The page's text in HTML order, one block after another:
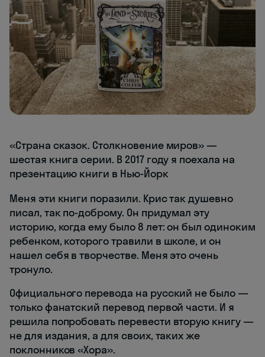
«Страна сказок. Столкновение миров» —
шестая книга серии. В 2017 году я поехала на
презентацию книги в Нью-Йорк
Меня эти книги поразили. Крис так душевно
писал, так по-доброму. Он придумал эту
историю, когда ему было 8 лет: он был одиноким
ребенком, которого травили в школе, и он
нашел себя в творчестве. Меня это очень
тронуло.
Официального перевода на русский не было —
только фанатский перевод первой части. И я
решила попробовать перевести вторую книгу —
не для издания, а для своих, таких же
поклонников «Хора».